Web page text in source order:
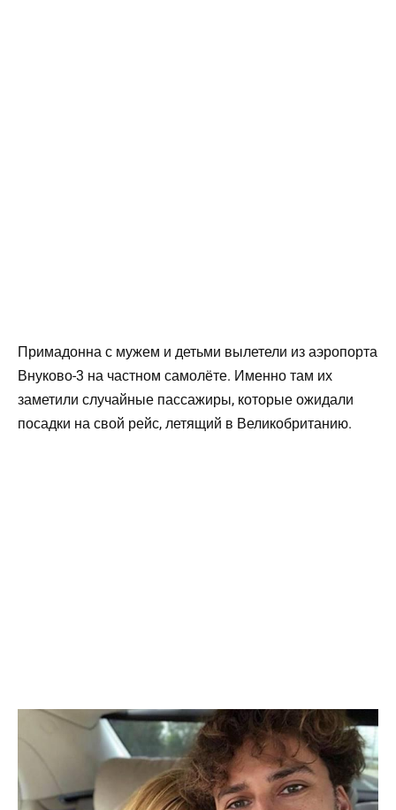
Примадонна с мужем и детьми вылетели из аэропорта
Внуково-3 на частном самолёте. Именно там их
заметили случайные пассажиры, которые ожидали
посадки на свой рейс, летящий в Великобританию.